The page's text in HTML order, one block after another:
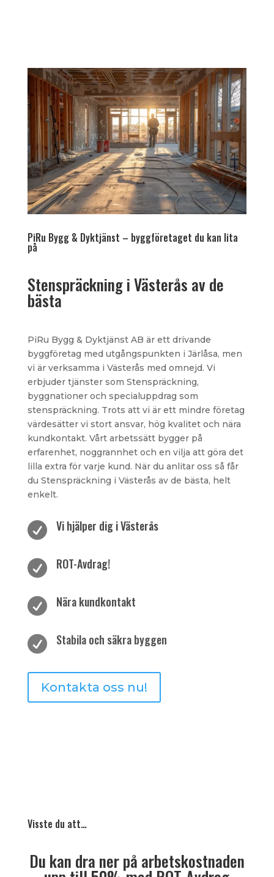
PiRu Bygg & Dyktjänst – byggföretaget du kan lita
på
Stenspräckning i Västerås av de
bästa
PiRu Bygg & Dyktjänst AB är ett drivande
byggföretag med utgångspunkten i Järlåsa, men
vi är verksamma i Västerås med omnejd. Vi
erbjuder tjänster som Stenspräckning,
byggnationer och specialuppdrag som
stenspräckning. Trots att vi är ett mindre företag
värdesätter vi stort ansvar, hög kvalitet och nära
kundkontakt. Vårt arbetssätt bygger på
erfarenhet, noggrannhet och en vilja att göra det
lilla extra för varje kund. När du anlitar oss så får
du Stenspräckning i Västerås av de bästa, helt
enkelt.
 Vi hjälper dig i Västerås
 ROT-Avdrag!
 Nära kundkontakt
 Stabila och säkra byggen
Kontakta oss nu!
Visste du att…
Du kan dra ner på arbetskostnaden